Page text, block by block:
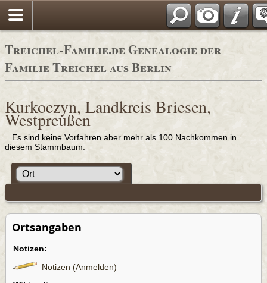
Adressbücher
Treichel-Familie.de Genealogie der
Familie Treichel aus Berlin
Kurkoczyn, Landkreis Briesen,
Westpreußen
Es sind keine Vorfahren aber mehr als 100 Nachkommen in
diesem Stammbaum.
Ortsangaben
Notizen:
Notizen (Anmelden)